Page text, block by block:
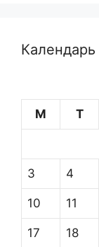
Календарь
M
T
3 4
10 11
17 18